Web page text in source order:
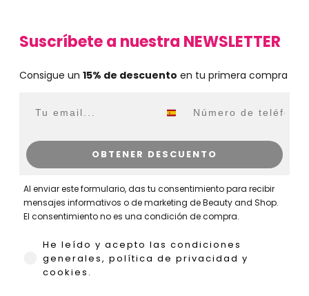
Suscríbete a nuestra NEWSLETTER
Consigue un 15% de descuento en tu primera compra
OBTENER DESCUENTO
Al enviar este formulario, das tu consentimiento para recibir
mensajes informativos o de marketing de Beauty and Shop.
El consentimiento no es una condición de compra.
He leído y acepto las condiciones
He leído y acepto las condiciones
generales, política de privacidad y
cookies.